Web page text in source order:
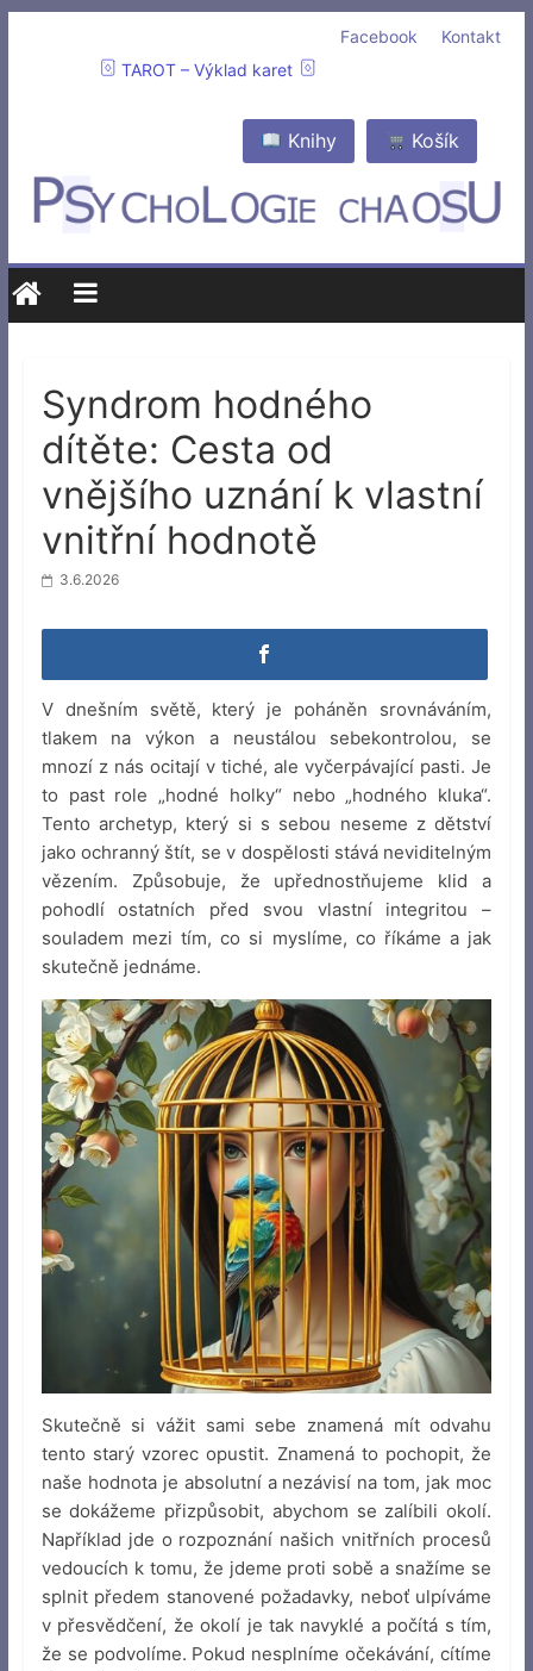
Kontakt
Facebook
TAROT – Výklad karet
Košík
Knihy
Syndrom hodného
dítěte: Cesta od
vnějšího uznání k vlastní
vnitřní hodnotě
3.6.2026
V dnešním světě, který je poháněn srovnáváním,
tlakem na výkon a neustálou sebekontrolou, se
mnozí z nás ocitají v tiché, ale vyčerpávající pasti. Je
to past role „hodné holky“ nebo „hodného kluka“.
Tento archetyp, který si s sebou neseme z dětství
jako ochranný štít, se v dospělosti stává neviditelným
vězením. Způsobuje, že upřednostňujeme klid a
pohodlí ostatních před svou vlastní integritou –
souladem mezi tím, co si myslíme, co říkáme a jak
skutečně jednáme.
Skutečně si vážit sami sebe znamená mít odvahu
tento starý vzorec opustit. Znamená to pochopit, že
naše hodnota je absolutní a nezávisí na tom, jak moc
se dokážeme přizpůsobit, abychom se zalíbili okolí.
Například jde o rozpoznání našich vnitřních procesů
vedoucích k tomu, že jdeme proti sobě a snažíme se
splnit předem stanovené požadavky, neboť ulpíváme
v přesvědčení, že okolí je tak navyklé a počítá s tím,
že se podvolíme. Pokud nesplníme očekávání, cítíme